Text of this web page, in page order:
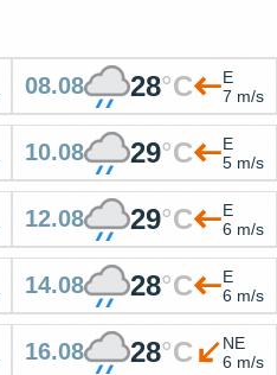
08.08 28°C
E
7 m/s
10.08 29°C
E
5 m/s
12.08 29°C
E
6 m/s
14.08 28°C
E
6 m/s
16.08 28°C
NE
6 m/s